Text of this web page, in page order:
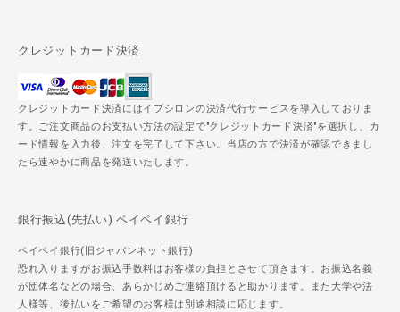
クレジットカード決済
クレジットカード決済にはイプシロンの決済代行サービスを導入しておりま
す。ご注文商品のお支払い方法の設定で"クレジットカード決済"を選択し、カ
ード情報を入力後、注文を完了して下さい。当店の方で決済が確認できまし
たら速やかに商品を発送いたします。
銀行振込(先払い) ペイペイ銀行
ペイペイ銀行(旧ジャパンネット銀行)
恐れ入りますがお振込手数料はお客様の負担とさせて頂きます。お振込名義
が団体名などの場合、あらかじめご連絡頂けると助かります。また大学や法
人様等、後払いをご希望のお客様は別途相談に応じます。